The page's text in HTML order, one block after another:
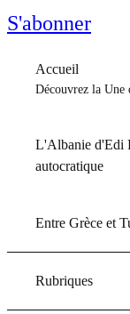
S'abonner
Accueil
Découvrez la Une
L'Albanie d'Edi
autocratique
Entre Grèce et
Rubriques